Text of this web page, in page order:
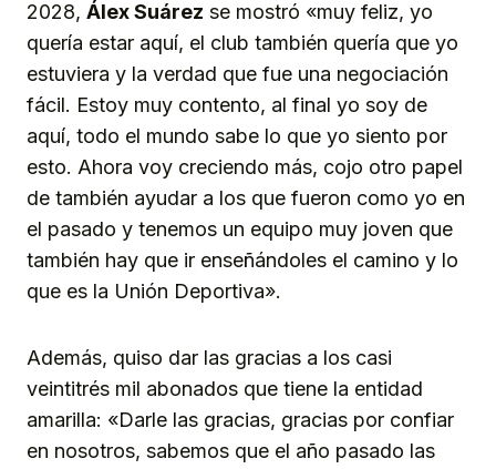
2028, Álex Suárez se mostró «muy feliz, yo
quería estar aquí, el club también quería que yo
estuviera y la verdad que fue una negociación
fácil. Estoy muy contento, al final yo soy de
aquí, todo el mundo sabe lo que yo siento por
esto. Ahora voy creciendo más, cojo otro papel
de también ayudar a los que fueron como yo en
el pasado y tenemos un equipo muy joven que
también hay que ir enseñándoles el camino y lo
que es la Unión Deportiva».
Además, quiso dar las gracias a los casi
veintitrés mil abonados que tiene la entidad
amarilla: «Darle las gracias, gracias por confiar
en nosotros, sabemos que el año pasado las